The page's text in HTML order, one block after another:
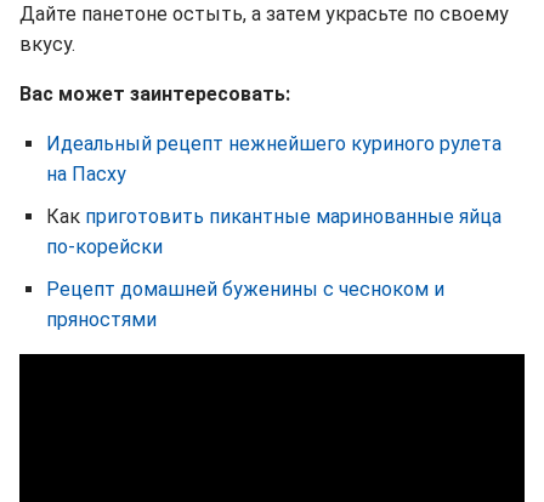
Дайте панетоне остыть, а затем украсьте по своему
вкусу.
Вас может заинтересовать:
Идеальный рецепт нежнейшего куриного рулета
на Пасху
Как приготовить пикантные маринованные яйца
по-корейски
Рецепт домашней буженины с чесноком и
пряностями